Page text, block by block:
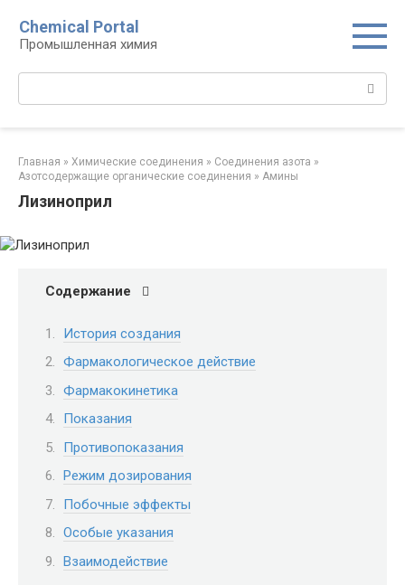
контенту
Chemical Portal
Промышленная химия
Главная » Химические соединения » Соединения азота »
Азотсодержащие органические соединения » Амины‎
Лизиноприл
Содержание
История создания
Фармакологическое действие
Фармакокинетика
Показания
Противопоказания
Режим дозирования
Побочные эффекты
Особые указания
Взаимодействие